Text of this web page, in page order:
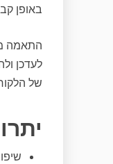
באופן
לעדכן
של